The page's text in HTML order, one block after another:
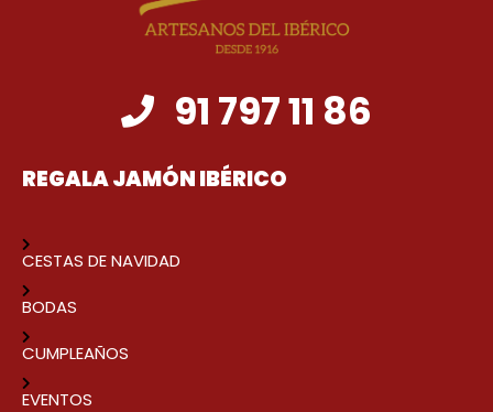
91 797 11 86
REGALA JAMÓN IBÉRICO
CESTAS DE NAVIDAD
BODAS
CUMPLEAÑOS
EVENTOS